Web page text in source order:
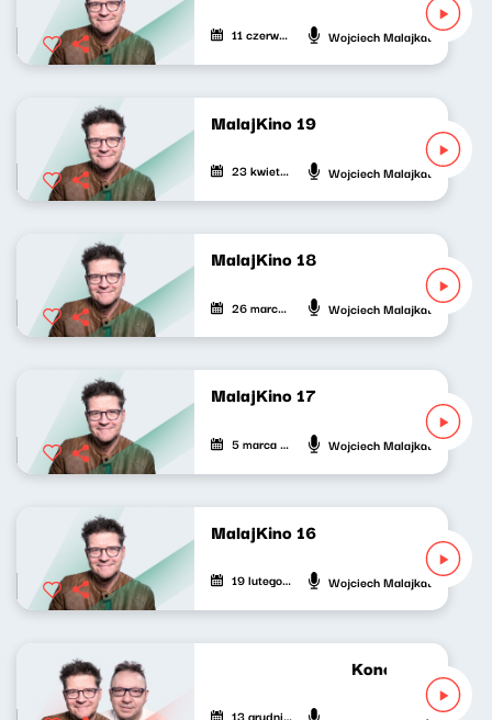
11 czerwca 2026 Wojciech Malajkat
MalajKino 19
23 kwietnia 2026 Wojciech Malajkat
MalajKino 18
26 marca 2026 Wojciech Malajkat
MalajKino 17
5 marca 2026 Wojciech Malajkat
MalajKino 16
19 lutego 2026 Wojciech Malajkat
Koncert życzeń